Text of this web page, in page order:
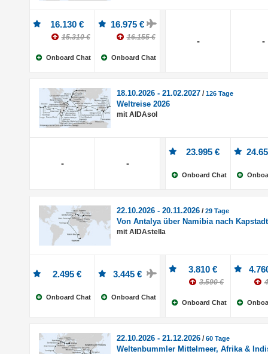
16.130 €
15.310 €
Onboard Chat
16.975 €
16.155 €
Onboard Chat
- -
18.10.2026 - 21.02.2027 /126 Tage
Weltreise 2026
mit AIDAsol
- -
23.995 €
Onboard Chat
22.10.2026 - 20.11.2026 /29 Tage
Von Antalya über Namibia nach Kapstadt
mit AIDAstella
2.495 €
Onboard Chat
3.445 €
Onboard Chat
3.810 €
3.590 €
Onboard Chat
22.10.2026 - 21.12.2026 /60 Tage
Weltenbummler Mittelmeer, Afrika &